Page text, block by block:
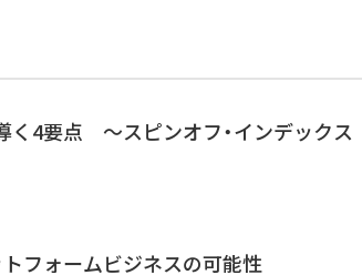
く4要点 ～スピンオフ・インデックス
トフォームビジネスの可能性